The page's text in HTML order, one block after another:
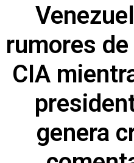
rumores
CIA
genera